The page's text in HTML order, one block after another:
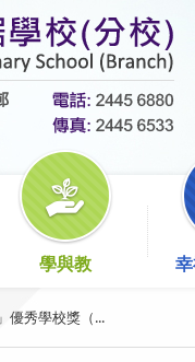
學與教
優秀學校獎（...